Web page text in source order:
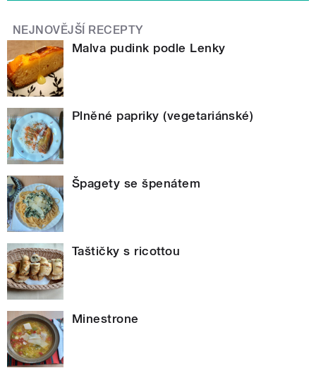
NEJNOVĚJŠÍ RECEPTY
Malva pudink podle Lenky
Plněné papriky (vegetariánské)
Špagety se špenátem
Taštičky s ricottou
Minestrone